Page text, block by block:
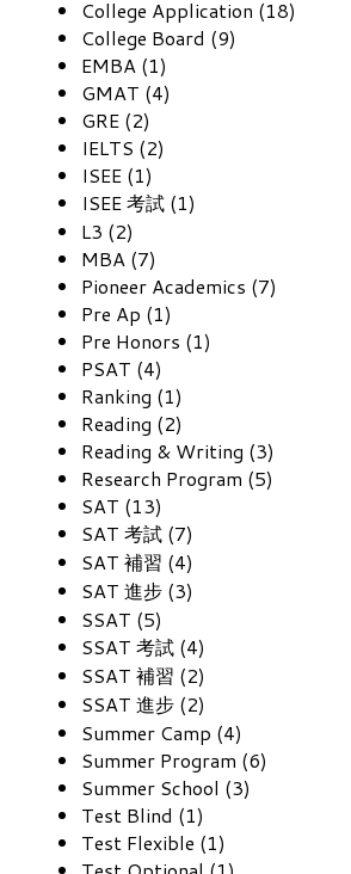
College Application (18)
College Board (9)
EMBA (1)
GMAT (4)
GRE (2)
IELTS (2)
ISEE (1)
ISEE 考試 (1)
L3 (2)
MBA (7)
Pioneer Academics (7)
Pre Ap (1)
Pre Honors (1)
PSAT (4)
Ranking (1)
Reading (2)
Reading & Writing (3)
Research Program (5)
SAT (13)
SAT 考試 (7)
SAT 補習 (4)
SAT 進步 (3)
SSAT (5)
SSAT 考試 (4)
SSAT 補習 (2)
SSAT 進步 (2)
Summer Camp (4)
Summer Program (6)
Summer School (3)
Test Blind (1)
Test Flexible (1)